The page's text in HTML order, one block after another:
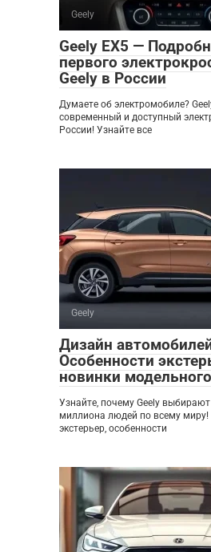
Geely
Geely EX5 —
первого
Geely в России
Думаете об электромобиле?
современный и доступный
России! Узнайте все
Geely
Дизайн
Особенности
новинки
Узнайте, почему Geely выбирают
миллиона людей по всему миру!
экстерьер, особенности